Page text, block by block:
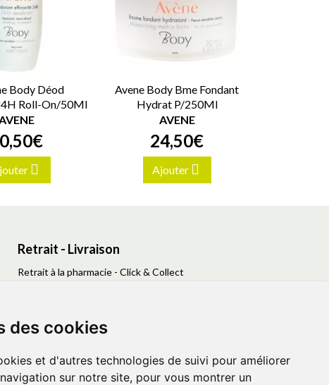
des cookies
et d'autres technologies de suivi pour améliorer
sur notre site, pour vous montrer un
Body Déod
Roll-On/50Ml
,50€
Avene Body Bme Fondant
Hydrat P/250Ml
AVENE
24,50€
Ajouter
Retrait - Livraison
Retrait à la pharmacie - Click & Collect